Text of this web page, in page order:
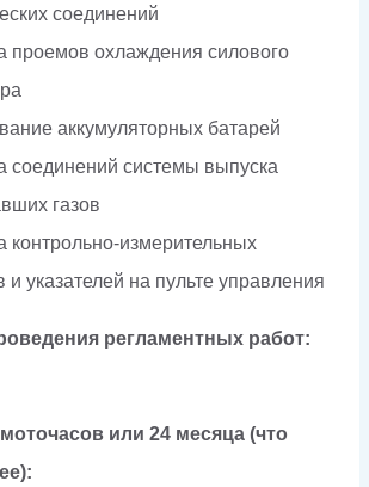
соединений
проемов охлаждения силового
аккумуляторных батарей
соединений системы выпуска
газов
контрольно-измерительных
и указателей на пульте управления
регламентных работ:
или 24 месяца (что